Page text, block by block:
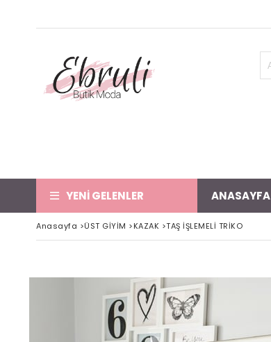
YENİ GELENLER ANASAYFA
Anasayfa >ÜST GİYİM >KAZAK >TAŞ İŞLEMELİ TRİKO